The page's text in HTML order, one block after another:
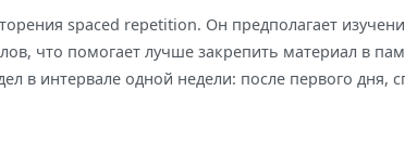
spaced repetition. Он предполагает
что помогает лучше закрепить материал в
в интервале одной недели: после первого дня,